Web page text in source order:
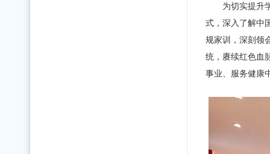
为切实提升
式，深入了解中
规家训，深刻领
统，赓续红色血
事业、服务健康